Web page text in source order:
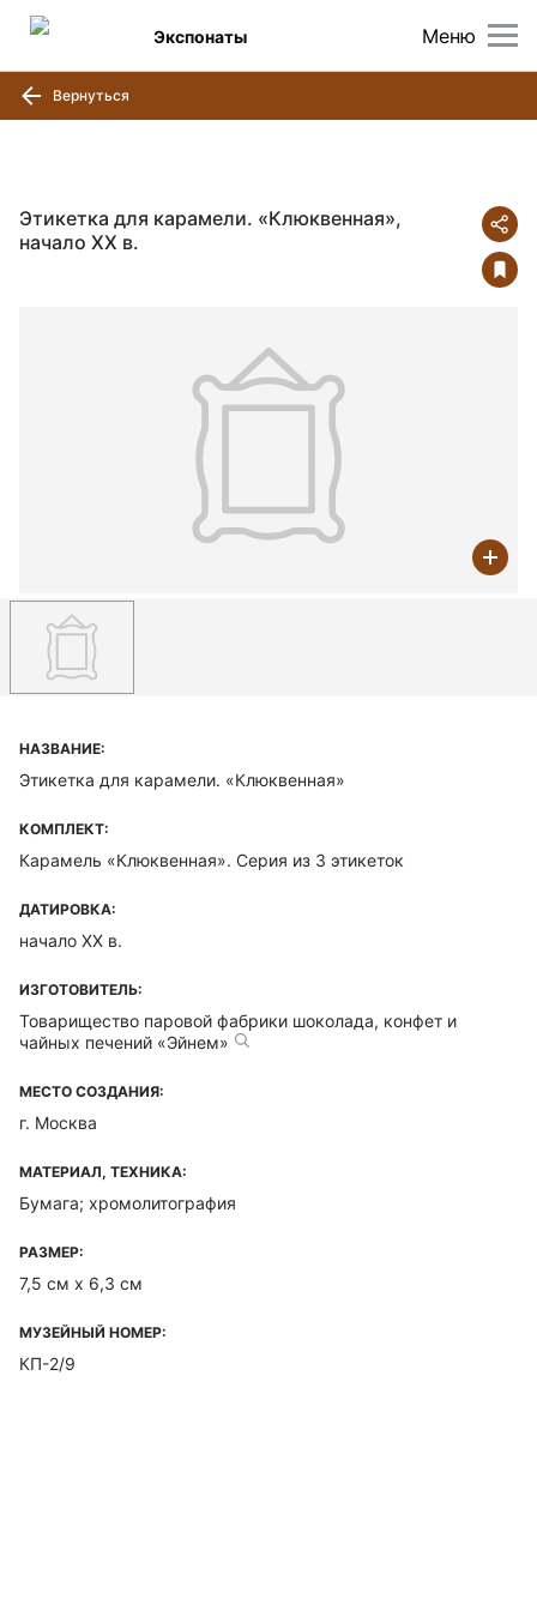
Меню
Экспонаты
Вернуться
Этикетка для карамели. «Клюквенная»,
начало ХХ в.
НАЗВАНИЕ:
Этикетка для карамели. «Клюквенная»
КОМПЛЕКТ:
Карамель «Клюквенная». Серия из 3 этикеток
ДАТИРОВКА:
начало ХХ в.
ИЗГОТОВИТЕЛЬ:
Товарищество паровой фабрики шоколада, конфет и
чайных печений «Эйнем»
МЕСТО СОЗДАНИЯ:
г. Москва
МАТЕРИАЛ, ТЕХНИКА:
Бумага; хромолитография
РАЗМЕР:
7,5 см х 6,3 см
МУЗЕЙНЫЙ НОМЕР:
КП-2/9